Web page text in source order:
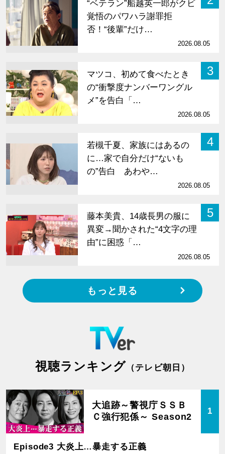
“ベテラン”船越英一郎がクビ
覚悟のパワハラ謝罪拒
否！“後輩”だけ…
2026.08.05
3
マツコ、初めて食べたとき
の“衝撃度ナンバーワングル
メ”を告白「…
2026.08.05
4
若槻千夏、家族にはあるの
に…家で自分だけ“ないも
の”告白 あわや…
2026.08.05
5
藤本美貴、14歳長男の服に
異変→聞かされた“4文字の理
由”に困惑「…
2026.08.05
もっと見る
視聴ランキング （テレビ朝日）
大追跡～警視庁ＳＳＢ
Ｃ強行犯係～ Season2
1
Episode3 大炎上…暴走する正義